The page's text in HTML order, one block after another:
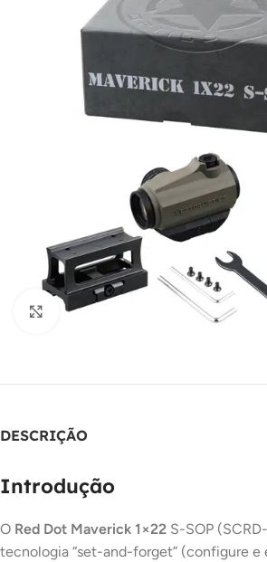
Clique para ampliar
DESCRIÇÃO
Introdução
O Red Dot Maverick 1×22 S-SOP
tecnologia “set-and-forget” (configure e